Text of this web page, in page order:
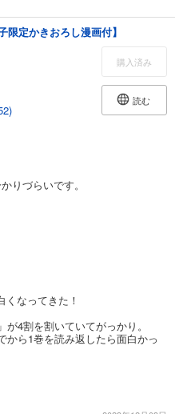
限定かきおろし漫画付】
購入済み
読む
りづらいです。
なってきた！
4割を割いていてがっかり。
から1巻を読み返したら面白かっ